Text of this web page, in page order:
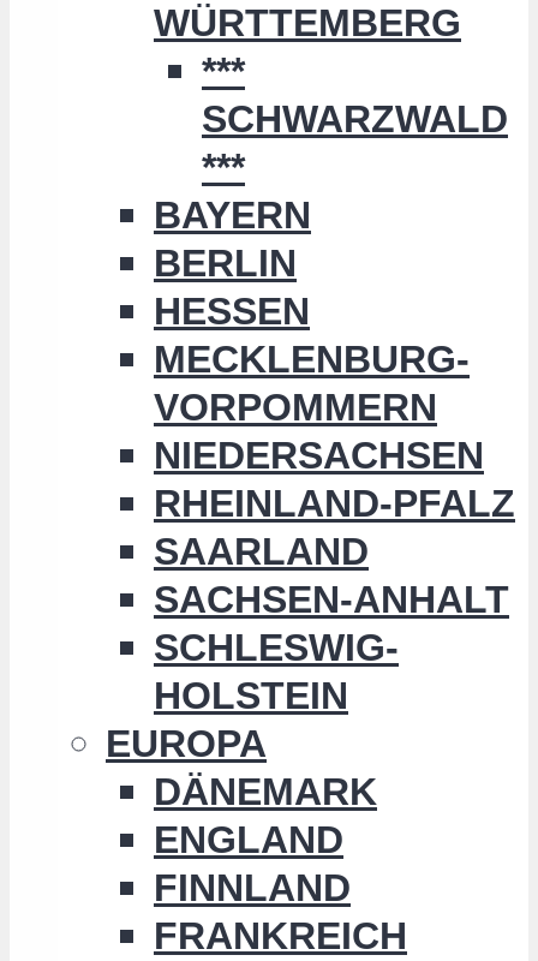
WÜRTTEMBERG
***
SCHWARZWALD
***
BAYERN
BERLIN
HESSEN
MECKLENBURG-
VORPOMMERN
NIEDERSACHSEN
RHEINLAND-PFALZ
SAARLAND
SACHSEN-ANHALT
SCHLESWIG-
HOLSTEIN
EUROPA
DÄNEMARK
ENGLAND
FINNLAND
FRANKREICH